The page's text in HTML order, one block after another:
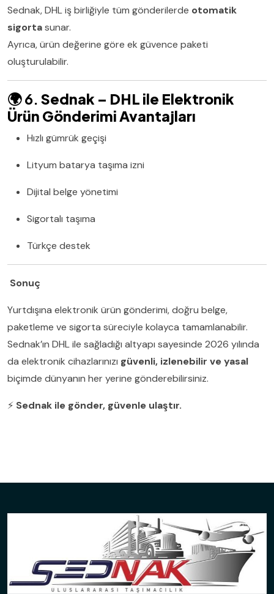
Sednak, DHL iş birliğiyle tüm gönderilerde otomatik
sigortasunar.
Ayrıca, ürün değerine göre ek güvence paketi
oluşturulabilir.
🌍 6. Sednak – DHL ile Elektronik
Ürün Gönderimi Avantajları
Hızlı gümrük geçişi
Lityum batarya taşıma izni
Dijital belge yönetimi
Sigortalı taşıma
Türkçe destek
Sonuç
Yurtdışına elektronik ürün gönderimi, doğru belge,
paketleme ve sigorta süreciyle kolayca tamamlanabilir.
Sednak’ın DHL ile sağladığı altyapı sayesinde 2026 yılında
da elektronik cihazlarınızı güvenli, izlenebilir ve yasal
biçimde dünyanın her yerine gönderebilirsiniz.
⚡ Sednak ile gönder, güvenle ulaştır.